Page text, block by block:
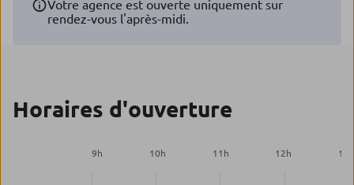
Votre agence est ouverte uniquement sur
rendez-vous l'après-midi.
Horaires d'ouverture
9h 10h 11 h 12h 13